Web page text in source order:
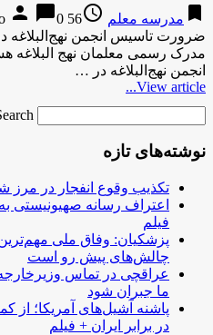
bookmark مدرسه معلم access_time
56 years ago
person chat_bubble0
ضرورت تاسیس انجمن نهج‌البلاغه
مدرک رسمی معلمان نهج
انجمن نهج‌البلاغه در …
View article...
…
نوشته‌های تازه
تکذیب وقوع انفجار در مرز
اعتراف رسانه صهیونیستی
فیلم
پزشکیان: وفاق ملی مهم‌ترین
چالش‌های پیش رو است
عراقچی در تماس وزیرخارجه
ما جبران شود
پاشنه آشیل‌های آمریکا؛ از
در برابر ایران + فیلم